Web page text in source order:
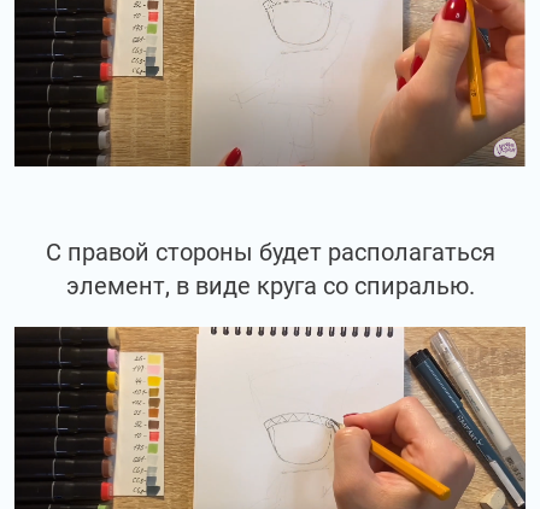
С правой стороны будет располагаться
элемент, в виде круга со спиралью.